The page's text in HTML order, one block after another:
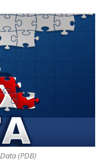
(PDB)